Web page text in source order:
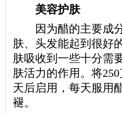
美容护肤
因为醋的主要成分
肤、头发能起到很好
肤吸收到一些十分需
肤活力的作用。将
天后启用，每天服用
褪。